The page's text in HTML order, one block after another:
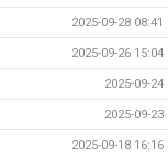
2025-09-28 08:41
2025-09-26 15:04
2025-09-24
2025-09-23
2025-09-18 16:16